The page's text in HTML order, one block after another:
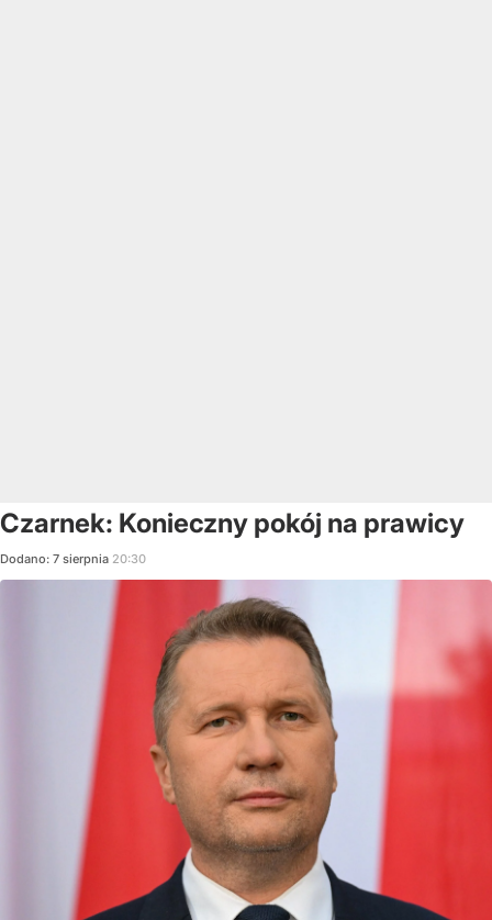
Czarnek: Konieczny pokój na prawicy
Dodano: 7 sierpnia 20:30